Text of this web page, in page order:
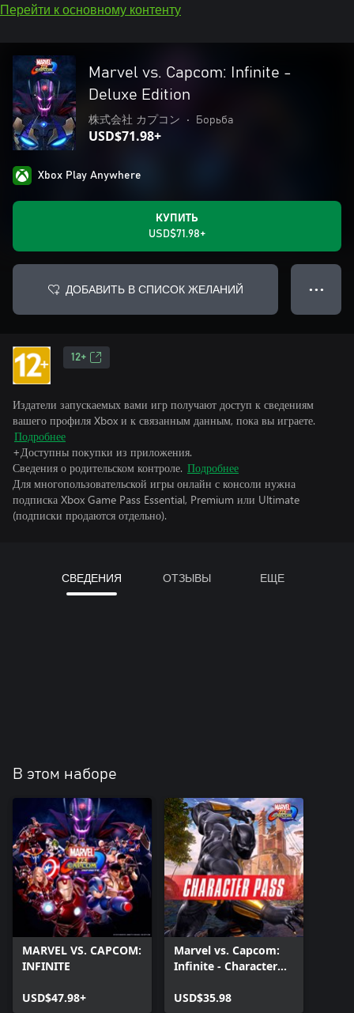
Перейти к основному контенту
Marvel vs. Capcom: Infinite -
Deluxe Edition
株式会社 カプコン • Борьба
USD$71.98+
Xbox Play Anywhere
КУПИТЬ
USD$71.98+
ДОБАВИТЬ В СПИСОК ЖЕЛАНИЙ ● ● ●
12+
Издатели запускаемых вами игр получают доступ к сведениям
вашего профиля Xbox и к связанным данным, пока вы играете.
Подробнее
+Доступны покупки из приложения.
Сведения о родительском контроле. Подробнее
Для многопользовательской игры онлайн с консоли нужна
подписка Xbox Game Pass Essential, Premium или Ultimate
(подписки продаются отдельно).
СВЕДЕНИЯ ОТЗЫВЫ ЕЩЕ
В этом наборе
MARVEL VS. CAPCOM:
INFINITE
USD$47.98+
Marvel vs. Capcom:
Infinite - Character
USD$35.98